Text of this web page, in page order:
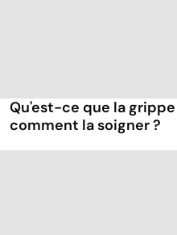
Qu'est-ce que la
comment la soigner ?